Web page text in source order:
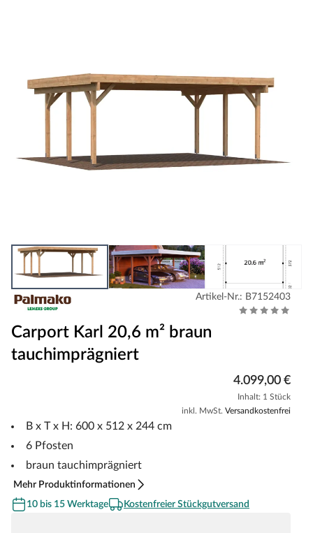
Artikel-Nr.: B7152403
Carport Karl 20,6 m² braun
tauchimprägniert
4.099,00 €
Inhalt: 1 Stück
inkl. MwSt. Versandkostenfrei
B x T x H: 600 x 512 x 244 cm
6 Pfosten
braun tauchimprägniert
Mehr Produktinformationen
10 bis 15 Werktage
Kostenfreier Stückgutversand